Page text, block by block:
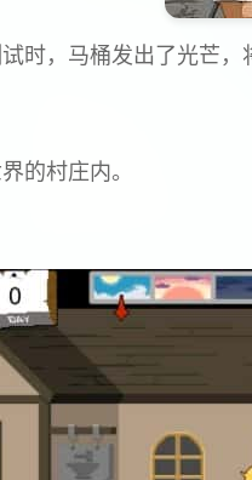
时，马桶发出了光芒，
的村庄内。